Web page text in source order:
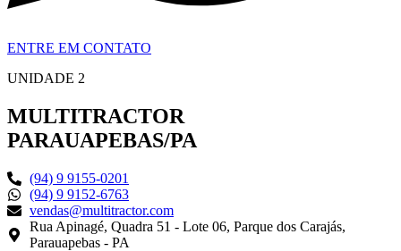
ENTRE EM CONTATO
UNIDADE 2
MULTITRACTOR
PARAUAPEBAS/PA
(94) 9 9155-0201
(94) 9 9152-6763
vendas@multitractor.com
Rua Apinagé, Quadra 51 - Lote 06, Parque dos Carajás,
Parauapebas - PA